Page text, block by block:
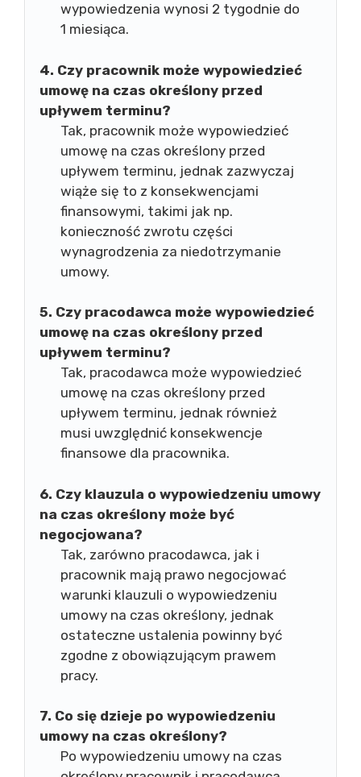
wypowiedzenia wynosi 2 tygodnie do
1 miesiąca.
4. Czy pracownik może wypowiedzieć
umowę na czas określony przed
upływem terminu?
Tak, pracownik może wypowiedzieć
umowę na czas określony przed
upływem terminu, jednak zazwyczaj
wiąże się to z konsekwencjami
finansowymi, takimi jak np.
konieczność zwrotu części
wynagrodzenia za niedotrzymanie
umowy.
5. Czy pracodawca może wypowiedzieć
umowę na czas określony przed
upływem terminu?
Tak, pracodawca może wypowiedzieć
umowę na czas określony przed
upływem terminu, jednak również
musi uwzględnić konsekwencje
finansowe dla pracownika.
6. Czy klauzula o wypowiedzeniu umowy
na czas określony może być
negocjowana?
Tak, zarówno pracodawca, jak i
pracownik mają prawo negocjować
warunki klauzuli o wypowiedzeniu
umowy na czas określony, jednak
ostateczne ustalenia powinny być
zgodne z obowiązującym prawem
pracy.
7. Co się dzieje po wypowiedzeniu
umowy na czas określony?
Po wypowiedzeniu umowy na czas